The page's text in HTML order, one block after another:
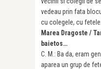
vedeau prin fata
cu colegele, cu fetele…
Marea Dragoste /
baietos…
C. M.: Ba da, eram
aparea un grup de